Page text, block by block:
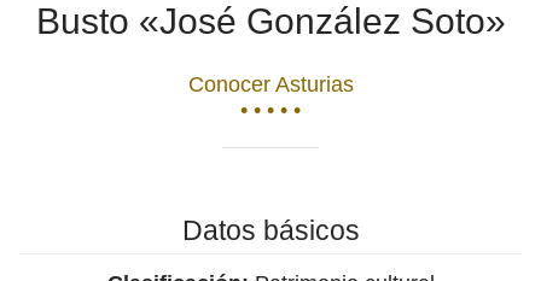
Busto «José González Soto»
Conocer Asturias
• • • • •
Datos básicos